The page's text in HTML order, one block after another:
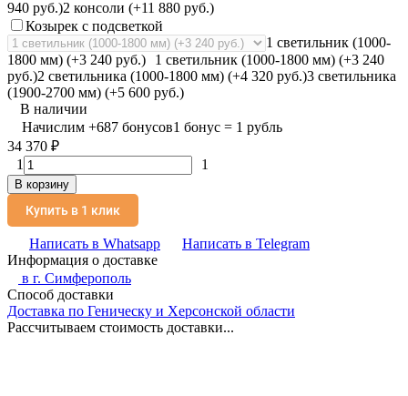
940 руб.)2 консоли (+11 880 руб.)
Козырек с подсветкой
1 светильник (1000-
1800 мм) (+3 240 руб.)
1 светильник (1000-1800 мм) (+3 240
руб.)2 светильника (1000-1800 мм) (+4 320 руб.)3 светильника
(1900-2700 мм) (+5 600 руб.)
В наличии
Начислим +687 бонусов1 бонус = 1 рубль
34 370 ₽
1
1
В корзину
Купить в 1 клик
Написать в Whatsapp
Написать в Telegram
Информация о доставке
в г. Симферополь
Способ доставки
Доставка по Геническу и Херсонской области
Рассчитываем стоимость доставки...